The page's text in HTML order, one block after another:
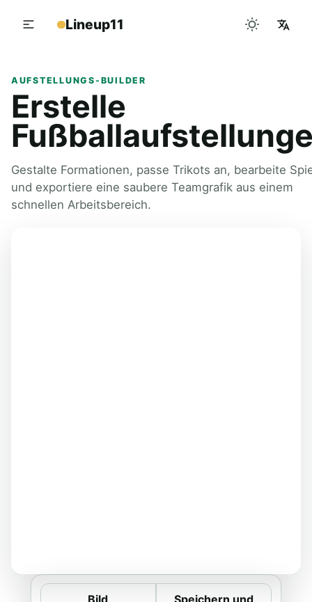
Lineup11
AUFSTELLUNGS-BUILDER
Erstelle
Gestalte Formationen, passe Trikots an, bearbeite
und exportiere eine saubere Teamgrafik aus einem
schnellen Arbeitsbereich.
Bild
Speichern und